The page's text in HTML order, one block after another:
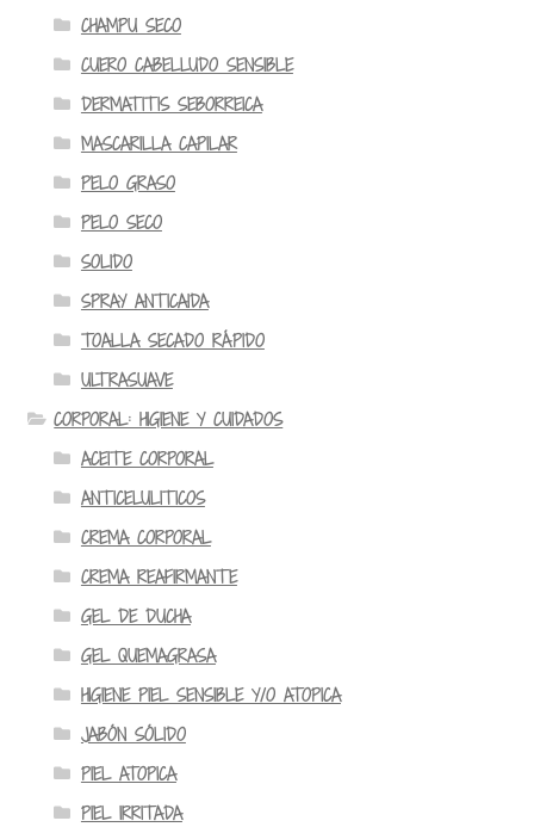
CHAMPU SECO
CUERO CABELLUDO SENSIBLE
DERMATITIS SEBORREICA
MASCARILLA CAPILAR
PELO GRASO
PELO SECO
SOLIDO
SPRAY ANTICAIDA
TOALLA SECADO RÁPIDO
ULTRASUAVE
CORPORAL: HIGIENE Y CUIDADOS
ACEITE CORPORAL
ANTICELULITICOS
CREMA CORPORAL
CREMA REAFIRMANTE
GEL DE DUCHA
GEL QUEMAGRASA
HIGIENE PIEL SENSIBLE Y/O ATOPICA
JABÓN SÓLIDO
PIEL ATOPICA
PIEL IRRITADA